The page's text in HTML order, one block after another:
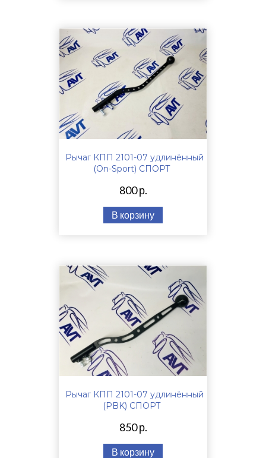
Рычаг КПП 2101-07 удлинённый
(On-Sport) СПОРТ
800 р.
В корзину
Рычаг КПП 2101-07 удлинённый
(PBK) СПОРТ
850 р.
В корзину